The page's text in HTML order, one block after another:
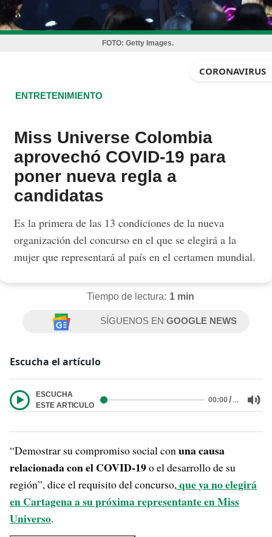
FOTO: Getty Images.
CORONAVIRUS
ENTRETENIMIENTO
Miss Universe Colombia
aprovechó COVID-19 para
poner nueva regla a
candidatas
Es la primera de las 13 condiciones de la nueva
organización del concurso en el que se elegirá a la
mujer que representará al país en el certamen mundial.
Tiempo de lectura: 1 min
SÍGUENOS ENGOOGLE NEWS
Escucha el artículo
ESCUCHA
ESTE ARTICULO
00:00/…
“Demostrar su compromiso social conuna causa
relacionada con el COVID-19o el desarrollo de su
región”, dice el requisito del concurso,que ya no elegirá
en Cartagena a su próxima representante en Miss
Universo.